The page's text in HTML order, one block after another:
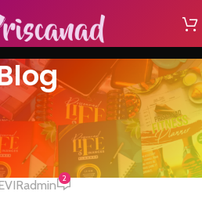
A LA UNE
: Assistant(e)
et marketing
2